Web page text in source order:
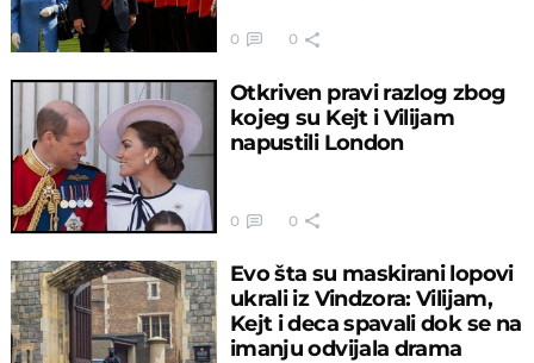
0 0
Otkriven pravi razlog zbog
kojeg su Kejt i Vilijam
napustili London
0 0
Evo šta su maskirani lopovi
ukrali iz Vindzora: Vilijam,
Kejt i deca spavali dok se na
imanju odvijala drama